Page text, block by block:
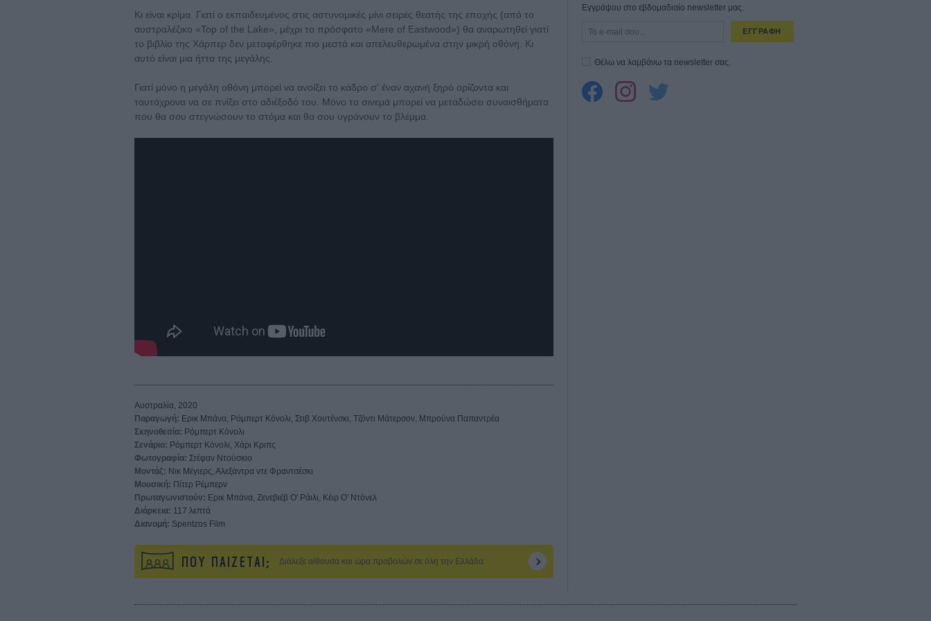
Κι είναι κρίμα. Γιατί ο εκπαιδευμένος στις αστυνομικές μίνι σειρές θεατής της εποχής (από το
αυστραλέζικο «Top of the Lake», μέχρι το πρόσφατο «Μere of Eastwood») θα αναρωτηθεί γιατί
το βιβλίο της Χάρπερ δεν μεταφέρθηκε πιο μεστά και απελευθερωμένα στην μικρή οθόνη. Κι
αυτό είναι μια ήττα της μεγάλης.
Γιατί μόνο η μεγάλη οθόνη μπορεί να ανοίξει το κάδρο σ' έναν αχανή ξηρό ορίζοντα και
ταυτόχρονα να σε πνίξει στο αδιέξοδό του. Μόνο το σινεμά μπορεί να μεταδώσει συναισθήματα
που θα σου στεγνώσουν το στόμα και θα σου υγράνουν το βλέμμα.
Αυστραλία, 2020
Παραγωγή: Ερικ Μπάνα, Ρόμπερτ Κόνολι, Στιβ Χουτένσκι, Τζόντι Μάτερσον, Μπρούνα Παπαντρέα
Σκηνοθεσία: Ρόμπερτ Κόνολι
Σενάριο: Ρόμπερτ Κόνολι, Χάρι Κριπς
Φωτογραφία: Στέφαν Ντούσκιο
Μοντάζ: Νικ Μέγιερς, Αλεξάντρα ντε Φραντσέσκι
Μουσική: Πίτερ Ρέμπερν
Πρωταγωνιστούν: Ερικ Μπάνα, Ζενεβιέβ Ο' Ράιλι, Κέιρ Ο' Ντόνελ
Διάρκεια: 117 λεπτά
Διανομή: Spentzos Film
ΠΟΥ ΠΑΙΖΕΤΑΙ; Διάλεξε αίθουσα και ώρα προβολών σε όλη την Ελλάδα
Εγγράψου στο εβδομαδιαίο newsletter μας.
ΕΓΓΡΑΦΗ
Θέλω να λαμβάνω τα newsletter σας.